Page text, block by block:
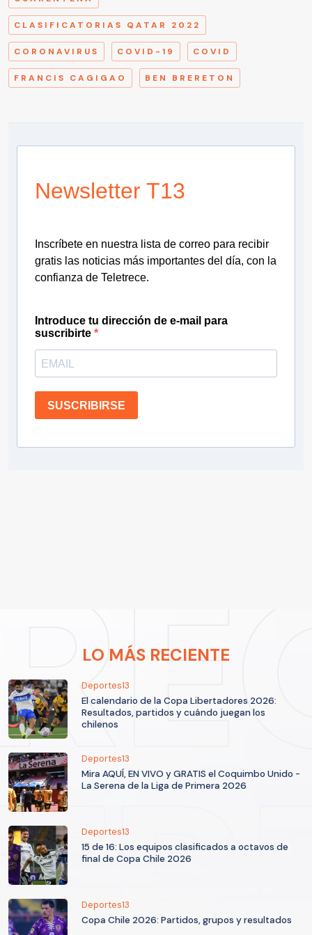
CLASIFICATORIAS QATAR 2022
CORONAVIRUS COVID-19 COVID
FRANCIS CAGIGAO BEN BRERETON
Newsletter T13
Inscríbete en nuestra lista de correo para recibir
gratis las noticias más importantes del día, con la
confianza de Teletrece.
Introduce tu dirección de e-mail para
suscribirte
SUSCRIBIRSE
LO MÁS RECIENTE
Deportes13
El calendario de la Copa Libertadores 2026:
Resultados, partidos y cuándo juegan los
chilenos
Deportes13
Mira AQUÍ, EN VIVO y GRATIS el Coquimbo Unido -
La Serena de la Liga de Primera 2026
Deportes13
15 de 16: Los equipos clasificados a octavos de
final de Copa Chile 2026
Deportes13
Copa Chile 2026: Partidos, grupos y resultados